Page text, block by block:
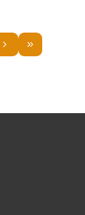
PRZEJDŹ DO